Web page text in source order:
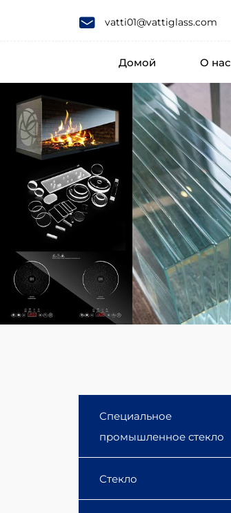
vatti01@vattiglass.com
Домой О нас
vattiglass
a
company
from
China
specializing
in
the
production
Специальное
промышленное стекло
Стекло